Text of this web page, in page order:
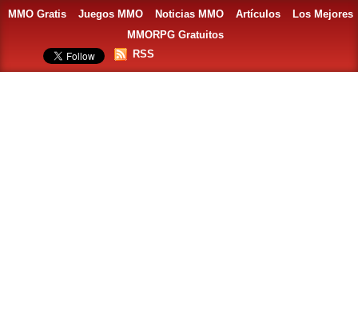
MMO Gratis Juegos MMO Noticias MMO Artículos
Los Mejores
MMORPG Gratuitos
RSS